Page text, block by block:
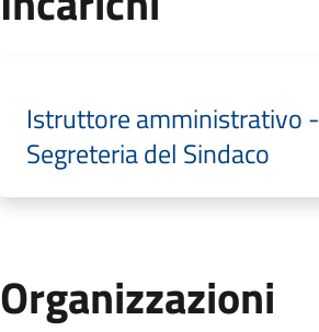
Istruttore amministrativo -
Segreteria del Sindaco
Organizzazioni